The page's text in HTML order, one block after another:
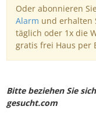
Oder abonnieren
Alarm und erhalten
täglich oder 1x die
gratis frei Haus per
Bitte beziehen Sie
gesucht.com